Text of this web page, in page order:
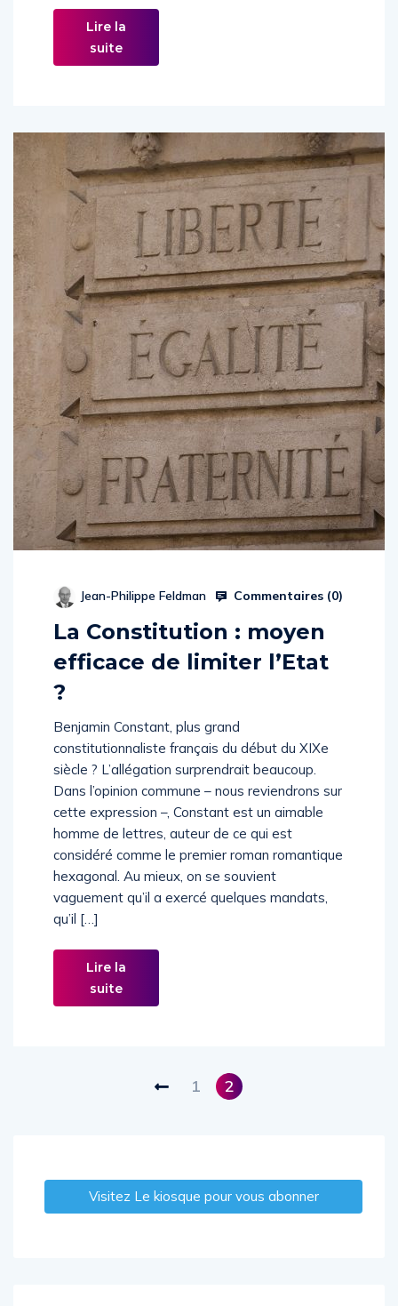
Lire la
suite
Jean-Philippe Feldman Commentaires (0)
La Constitution : moyen
efficace de limiter l’Etat
?
Benjamin Constant, plus grand
constitutionnaliste français du début du XIXe
siècle ? L’allégation surprendrait beaucoup.
Dans l’opinion commune – nous reviendrons sur
cette expression –, Constant est un aimable
homme de lettres, auteur de ce qui est
considéré comme le premier roman romantique
hexagonal. Au mieux, on se souvient
vaguement qu’il a exercé quelques mandats,
qu’il […]
Lire la
suite
1 2
Visitez Le kiosque pour vous abonner